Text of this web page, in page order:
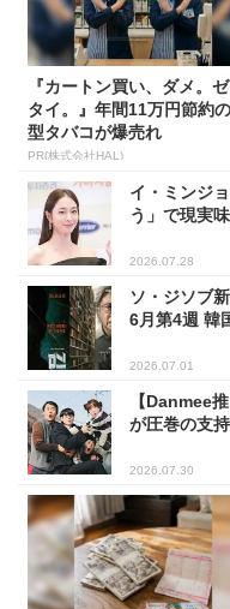
『カートン買い、ダメ。
タイ。』年間11万円節約
型タバコが爆売れ
PR(株式会社HAL)
イ・ミンジ
う」で現実
2026.07.28
ソ・ジソブ
6月第4週 韓
2026.07.01
【Danmee
が圧巻の支
2026.07.30